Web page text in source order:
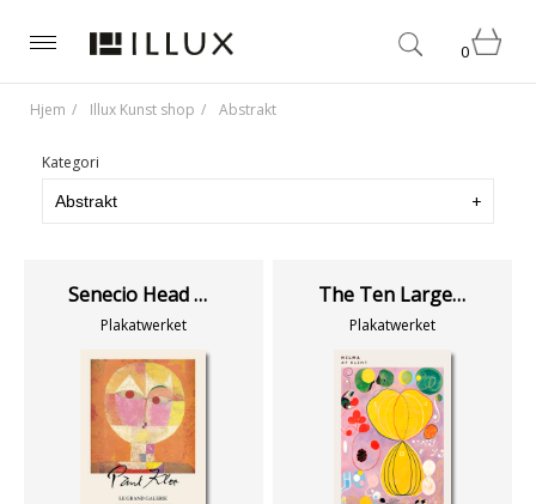
0
Hjem Illux Kunst shop Abstrakt
Kategori
Senecio Head of a Man
Plakatwerket
The Ten Largest No. 7 - Adulthood
Plakatwerket